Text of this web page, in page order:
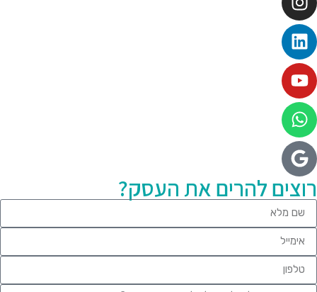
להרים את העסק?